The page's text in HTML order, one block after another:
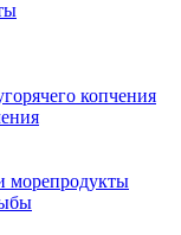
копчения
морепродукты